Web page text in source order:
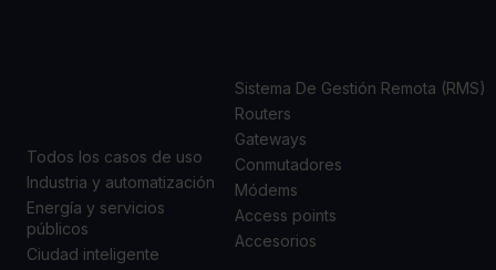
Todos los casos de uso
Industria y automatización
Energía y servicios
públicos
Ciudad inteligente
Sistema De Gestión Remota (RMS)
Routers
Gateways
Conmutadores
Módems
Access points
Accesorios